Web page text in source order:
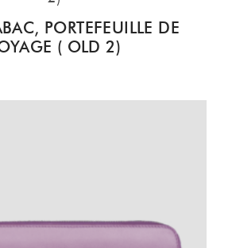
PORTEFEUILLE DE
( OLD 2)